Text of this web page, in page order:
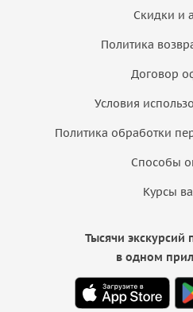
Скидки и
Политика
Договор
Условия
Политика обработки
Способы
Курсы
Тысячи экскурсий
в одном